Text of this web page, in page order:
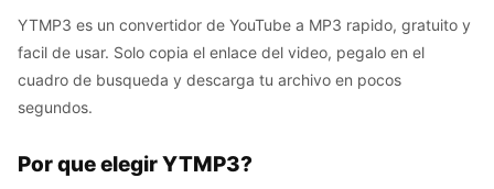
YTMP3 es un convertidor de YouTube a MP3 rapido, gratuito y
facil de usar. Solo copia el enlace del video, pegalo en el
cuadro de busqueda y descarga tu archivo en pocos
segundos.
Por que elegir YTMP3?